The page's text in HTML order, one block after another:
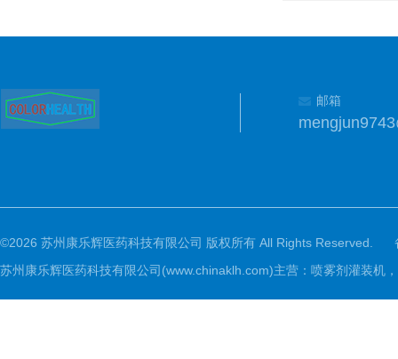
邮箱
©2026 苏州康乐辉医药科技有限公司 版权所有 All Rights Reserved.
苏州康乐辉医药科技有限公司(www.chinaklh.com)主营：喷雾剂灌装机